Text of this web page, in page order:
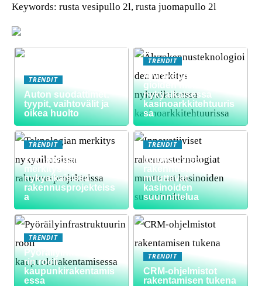
Keywords: rusta vesipullo 2l, rusta juomapullo 2l
TRENDIT
Auton suodattimet:
tyypit, vaihtovälit ja
oikea huolto
TRENDIT
Älyrakennusteknolo
gioiden merkitys
nykyaikaisessa
kasinoarkkitehtuuris
sa
TRENDIT
Teknologian
merkitys
nykyaikaisissa
rakennusprojekteiss
a
TRENDIT
Innovatiiviset
rakennusteknologiat
muuttavat
kasinoiden
suunnittelua
TRENDIT
Pyöräilyinfrastruktuu
rin rooli
kaupunkirakentamis
essa
TRENDIT
CRM-ohjelmistot
rakentamisen tukena